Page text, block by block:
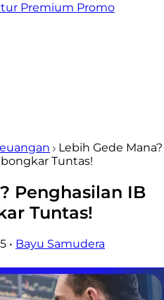
Premium Promo
Lebih Gede Mana?
Tuntas!
Penghasilan IB
Tuntas!
• Bayu Samudera